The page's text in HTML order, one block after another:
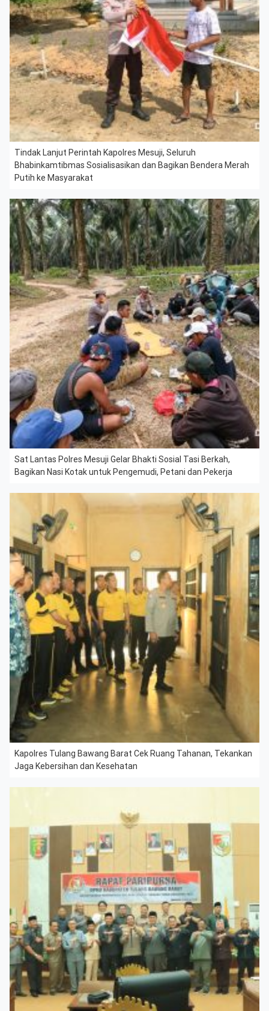
Tindak Lanjut Perintah Kapolres Mesuji, Seluruh
Bhabinkamtibmas Sosialisasikan dan Bagikan Bendera Merah
Putih ke Masyarakat
Sat Lantas Polres Mesuji Gelar Bhakti Sosial Tasi Berkah,
Bagikan Nasi Kotak untuk Pengemudi, Petani dan Pekerja
Kapolres Tulang Bawang Barat Cek Ruang Tahanan, Tekankan
Jaga Kebersihan dan Kesehatan